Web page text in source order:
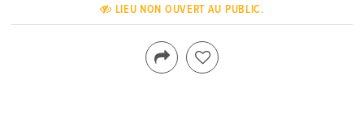
LIEU NON OUVERT AU PUBLIC.